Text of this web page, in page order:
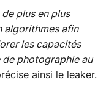
plus en plus
algorithmes afin
les capacités
de photographie au
ainsi le leaker.